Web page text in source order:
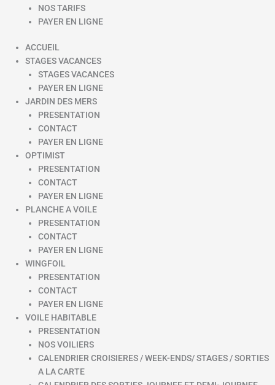
NOS TARIFS
PAYER EN LIGNE
ACCUEIL
STAGES VACANCES
STAGES VACANCES
PAYER EN LIGNE
JARDIN DES MERS
PRESENTATION
CONTACT
PAYER EN LIGNE
OPTIMIST
PRESENTATION
CONTACT
PAYER EN LIGNE
PLANCHE A VOILE
PRESENTATION
CONTACT
PAYER EN LIGNE
WINGFOIL
PRESENTATION
CONTACT
PAYER EN LIGNE
VOILE HABITABLE
PRESENTATION
NOS VOILIERS
CALENDRIER CROISIERES / WEEK-ENDS/ STAGES / SORTIES
A LA CARTE